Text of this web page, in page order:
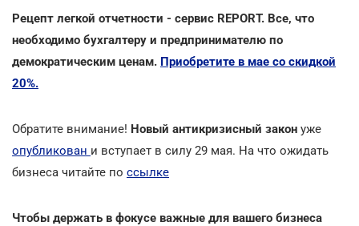
Рецепт легкой отчетности - сервис REPORT. Все, что
необходимо бухгалтеру и предпринимателю по
демократическим ценам. Приобретите в мае со скидкой
20%.
Обратите внимание! Новый антикризисный закон уже
опубликован и вступает в силу 29 мая. На что ожидать
бизнеса читайте по ссылке
Чтобы держать в фокусе важные для вашего бизнеса